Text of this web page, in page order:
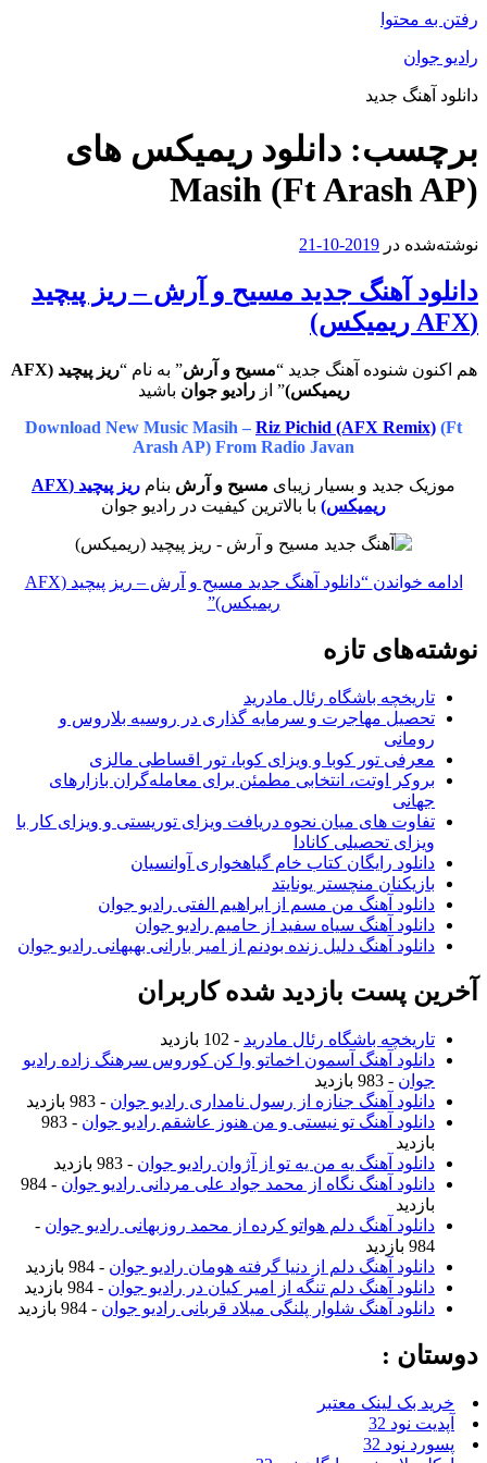
رفتن به محتوا
رادیو جوان
دانلود آهنگ جدید
برچسب: دانلود ریمیکس های
Masih (Ft Arash AP)
نوشته‌شده در 2019-10-21
دانلود آهنگ جدید مسیح و آرش – ریز پیچید
(AFX ریمیکس)
هم اکنون شنوده آهنگ جدید “مسیح و آرش” به نام “
ریز پیچید (AFX
ریمیکس)” ازرادیو جوان باشید
Download New Music Masih – Riz Pichid (AFX Remix) (Ft
Arash AP) From Radio Javan
موزیک جدید و بسیار زیبای مسیح و آرش بنام ریز پیچید
(AFX
ریمیکس) با بالاترین کیفیت در رادیو جوان
ادامه خواندن
“دانلود آهنگ جدید مسیح و آرش – ریز پیچید (AFX
ریمیکس)”
نوشته‌های تازه
تاریخچه باشگاه رئال مادرید
تحصیل مهاجرت و سرمایه گذاری در روسیه بلاروس و
رومانی
معرفی تور کوبا و ویزای کوبا، تور اقساطی مالزی
بروکر اوتت، انتخابی مطمئن برای معامله‌گران بازارهای
جهانی
تفاوت های میان نحوه دریافت ویزای توریستی و ویزای کار با
ویزای تحصیلی کانادا
دانلود رایگان کتاب خام گیاهخواری آوانسیان
بازیکنان منچستر یونایتد
دانلود آهنگ من مسم از ابراهیم الفتی رادیو جوان
دانلود آهنگ سیاه سفید از حامیم رادیو جوان
دانلود آهنگ دلیل زنده بودنم از امیر بارانی بهبهانی رادیو جوان
آخرین پست بازدید شده کاربران
تاریخچه باشگاه رئال مادرید - 102 بازدید
دانلود آهنگ آسمون اخماتو وا کن کوروس سرهنگ زاده رادیو
جوان - 983 بازدید
دانلود آهنگ جنازه از رسول نامداری رادیو جوان - 983 بازدید
دانلود آهنگ تو نیستی و من هنوز عاشقم رادیو جوان
- 983
بازدید
دانلود آهنگ یه من یه تو از آژوان رادیو جوان - 983 بازدید
دانلود آهنگ نگاه از محمد جواد علی مردانی رادیو جوان
- 984
بازدید
دانلود آهنگ دلم هواتو کرده از محمد روزبهانی رادیو جوان -
984 بازدید
دانلود آهنگ دلم از دنیا گرفته هومان رادیو جوان - 984 بازدید
دانلود آهنگ دلم تنگه از امیر کیان در رادیو جوان - 984 بازدید
دانلود آهنگ شلوار پلنگی میلاد قربانی رادیو جوان - 984 بازدید
دوستان :
خرید بک لینک معتبر
آپدیت نود 32
پسورد نود 32